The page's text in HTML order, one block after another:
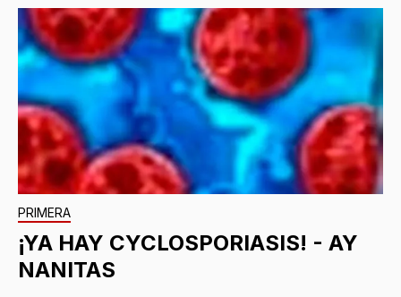
PRIMERA
¡YA HAY CYCLOSPORIASIS! - AY
NANITAS